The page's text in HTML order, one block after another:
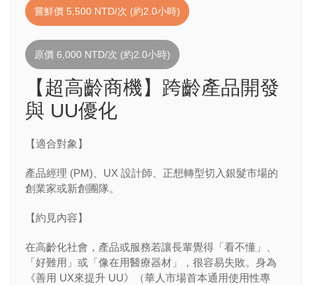
嘗鮮價 5,500 NTD/次 (約2.0小時)
原價 6,000 NTD/次 (約2.0小時)
【超高齡商機】跨齡產品開發
與 UU優化
【適合對象】
產品經理 (PM)、UX 設計師、正想轉型切入銀髮市場的
創業家或新創團隊。
【約見內容】
在高齡化社會，產品或服務若讓長輩覺得「看不懂」、
「好難用」或「像在用醫療器材」，很容易失敗。身為
《善用 UX來提升 UU》（華人市場首本通用使用性專